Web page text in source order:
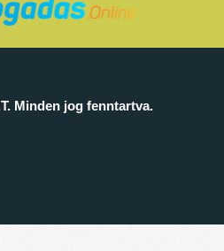
Minden jog fenntartva.